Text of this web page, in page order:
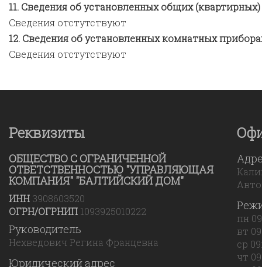
Сведения об установленных общих
Сведения отстутствуют
Сведения об установленных комнатных
Сведения отстутствуют
Реквизиты
ОБЩЕСТВО С ОГРАНИЧЕННОЙ
ОТВЕТСТВЕННОСТЬЮ "УПРАВЛЯЮЩАЯ
КОМПАНИЯ" "БАЛТИЙСКИЙ ДОМ"
ИНН 3908603520
ОГРН/ОГРНИП 1093925010222
Руководитель
Нехведович Регина Францевна
Юридический адрес
пн
вт
ср
чт